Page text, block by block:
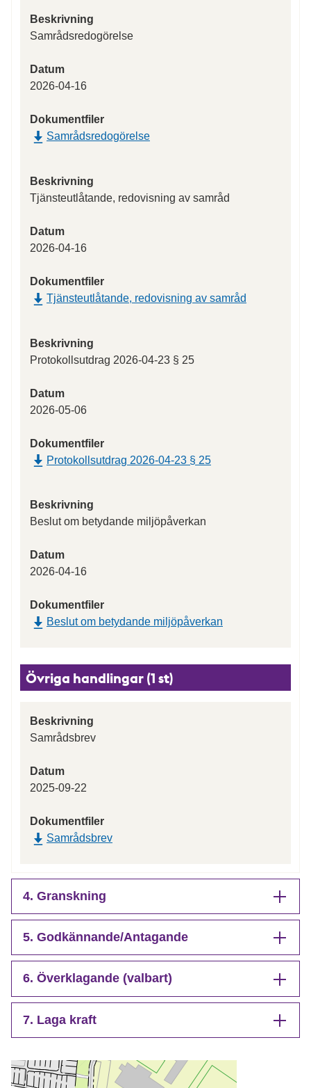
Beskrivning
Samrådsredogörelse
Datum
2026-04-16
Dokumentfiler
Samrådsredogörelse
Beskrivning
Tjänsteutlåtande, redovisning av samråd
Datum
2026-04-16
Dokumentfiler
Tjänsteutlåtande, redovisning av samråd
Beskrivning
Protokollsutdrag 2026-04-23 § 25
Datum
2026-05-06
Dokumentfiler
Protokollsutdrag 2026-04-23 § 25
Beskrivning
Beslut om betydande miljöpåverkan
Datum
2026-04-16
Dokumentfiler
Beslut om betydande miljöpåverkan
Övriga handlingar (1 st)
Beskrivning
Samrådsbrev
Datum
2025-09-22
Dokumentfiler
Samrådsbrev
4. Granskning
5. Godkännande/Antagande
6. Överklagande (valbart)
7. Laga kraft